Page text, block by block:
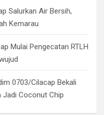
Salurkan Air Bersih,
Kemarau
Mulai Pengecatan RTLH
0703/Cilacap Bekali
Jadi Coconut Chip